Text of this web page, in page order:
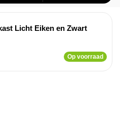
Licht Eiken en Zwart
Op voorraad